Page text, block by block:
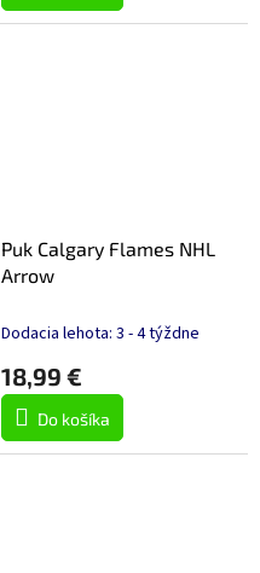
Puk Calgary Flames NHL
Arrow
Dodacia lehota: 3 - 4 týždne
18,99 €
Do košíka